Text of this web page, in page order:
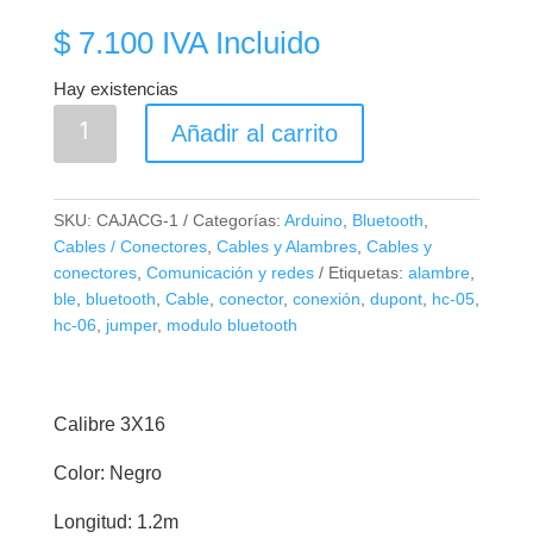
$7.100 IVA Incluido
Hay existencias
Cable
cantidad
Añadir al carrito
SKU: CAJACG-1 Categorías: Arduino, Bluetooth,
Cables / Conectores, Cables y Alambres, Cables y
conectores, Comunicación y redes Etiquetas: alambre,
ble, bluetooth, Cable, conector, conexión, dupont, hc-05,
hc-06, jumper, modulo bluetooth
Calibre 3X16
Color: Negro
Longitud: 1.2m